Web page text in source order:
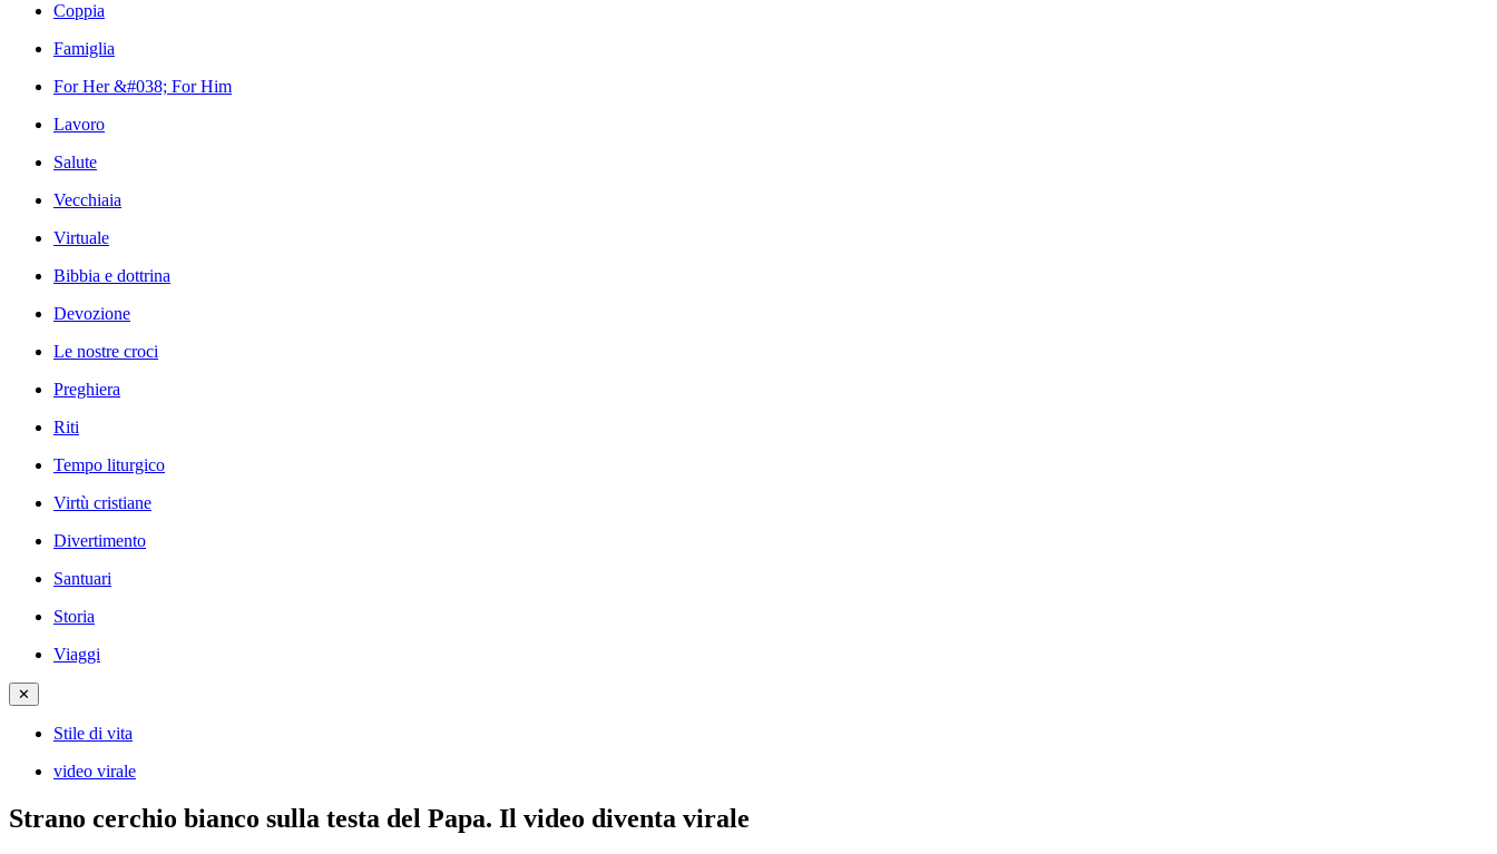
Coppia
Famiglia
For Her &#038; For Him
Lavoro
Salute
Vecchiaia
Virtuale
Bibbia e dottrina
Devozione
Le nostre croci
Preghiera
Riti
Tempo liturgico
Virtù cristiane
Divertimento
Santuari
Storia
Viaggi
✕
Stile di vita
video virale
Strano cerchio bianco sulla testa del Papa. Il video diventa virale